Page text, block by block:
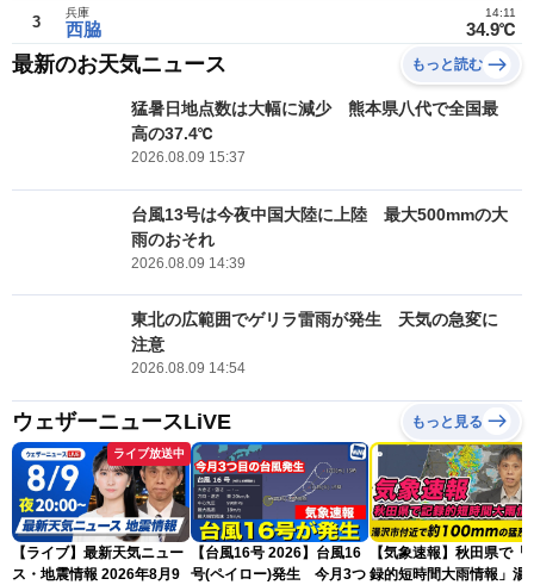
3 西脇
兵庫
34.9℃
14:11
最新のお天気ニュース もっと読む
猛暑日地点数は大幅に減少 熊本県八代で全国最
高の37.4℃
2026.08.09 15:37
台風13号は今夜中国大陸に上陸 最大500mmの大
雨のおそれ
2026.08.09 14:39
東北の広範囲でゲリラ雷雨が発生 天気の急変に
注意
2026.08.09 14:54
ウェザーニュースLiVE もっと見る
ライブ放送中
【ライブ】最新天気ニュー
ス・地震情報 2026年8月9
【台風16号 2026】台風16
号(ペイロー)発生 今月3つ
【気象速報】秋田県で「
録的短時間大雨情報」湯